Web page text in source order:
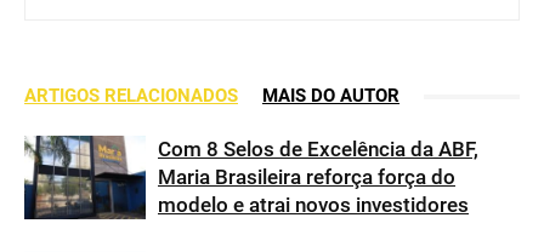
ARTIGOS RELACIONADOS MAIS DO AUTOR
Com 8 Selos de Excelência da ABF,
Maria Brasileira reforça força do
modelo e atrai novos investidores